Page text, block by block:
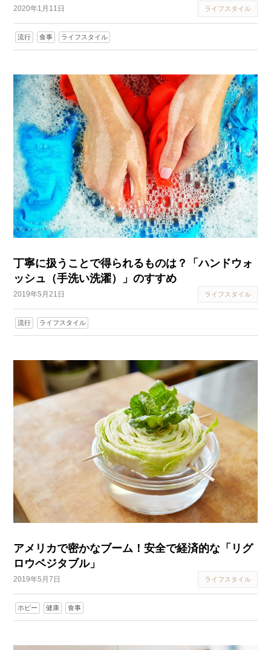
2020年1月11日 ライフスタイル
流行 食事 ライフスタイル
丁寧に扱うことで得られるものは？「ハンドウォ
ッシュ（手洗い洗濯）」のすすめ
2019年5月21日 ライフスタイル
流行 ライフスタイル
アメリカで密かなブーム！安全で経済的な「リグ
ロウベジタブル」
2019年5月7日 ライフスタイル
ホビー 健康 食事